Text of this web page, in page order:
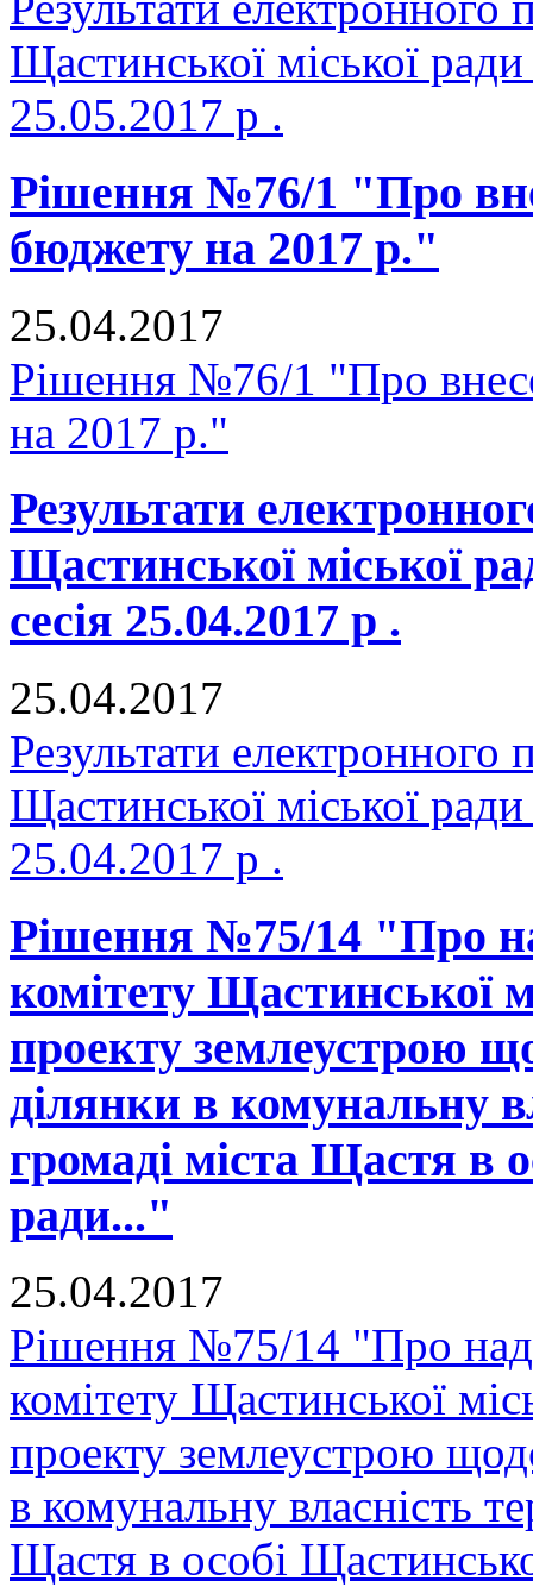
Щастинської міської
25.05.2017 р .
Рішення №76/1 "Про
бюджету на 2017 р."
25.04.2017
Рішення №76/1 "Про
на 2017 р."
Результати
Щастинської міської
сесія 25.04.2017 р .
25.04.2017
Результати електронного
Щастинської міської
25.04.2017 р .
Рішення №75/14 "Про
комітету Щастинської
проекту землеустрою
ділянки в комунальну
громаді міста Щастя в
ради..."
25.04.2017
Рішення №75/14 "Про
комітету Щастинської
проекту землеустрою
в комунальну власність
Щастя в особі